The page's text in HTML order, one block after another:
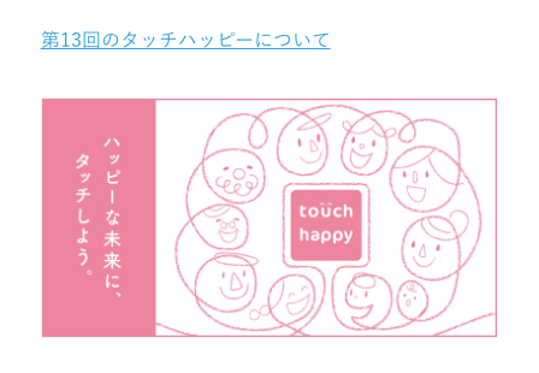
第13回のタッチハッピーについて